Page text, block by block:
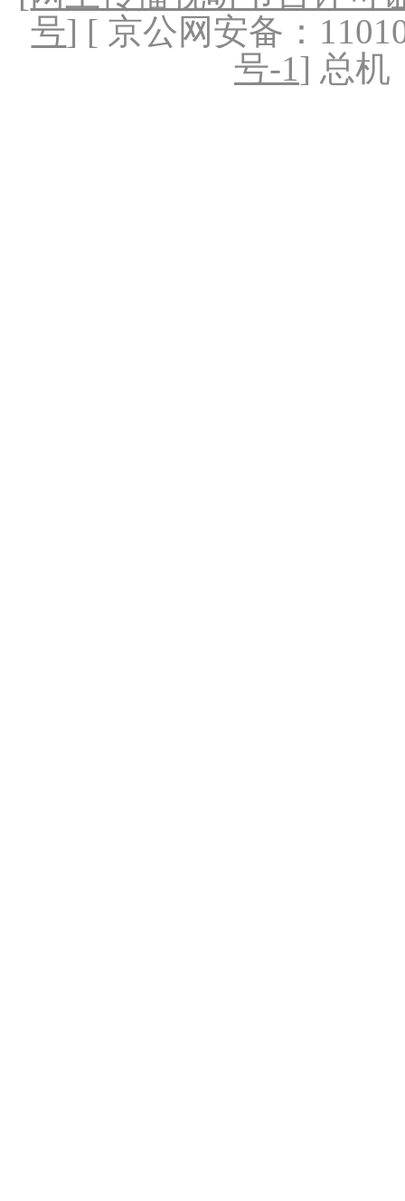
号] [ 京公网安备：
号-1] 总机